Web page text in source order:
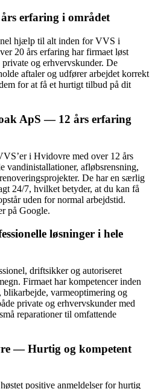
erfaring i området
hjælp til alt inden for VVS i
20 års erfaring har firmaet løst
og erhvervskunder. De
aftaler og udfører arbejdet korrekt
for at få et hurtigt tilbud på dit
ApS — 12 års erfaring
i Hvidovre med over 12 års
vandinistallationer, afløbsrensning,
De har en særlig
24/7, hvilket betyder, at du kan få
uden for normal arbejdstid.
på Google.
løsninger i hele
driftsikker og autoriseret
Firmaet har kompetencer inden
varmeoptimering og
private og erhvervskunder med
reparationer til omfattende
— Hurtig og kompetent
positive anmeldelser for hurtig